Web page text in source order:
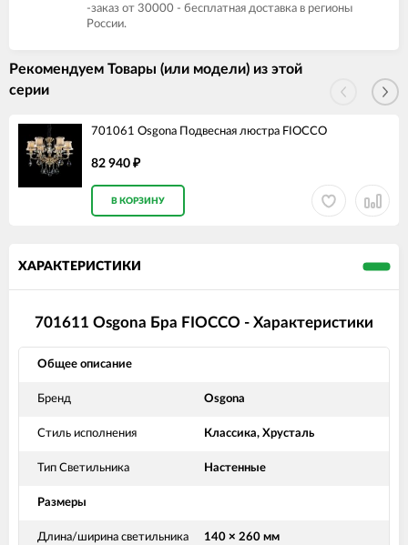
-заказ от 30000 - бесплатная доставка в регионы
России.
Рекомендуем Товары (или модели) из этой
серии
701061 Osgona Подвесная люстра FIOCCO
82 940 ₽
В КОРЗИНУ
ХАРАКТЕРИСТИКИ
701611 Osgona Бра FIOCCO - Характеристики
Общее описание
Бренд Osgona
Стиль исполнения Классика, Хрусталь
Тип Светильника Настенные
Размеры
Длина/ширина светильника 140 × 260 мм